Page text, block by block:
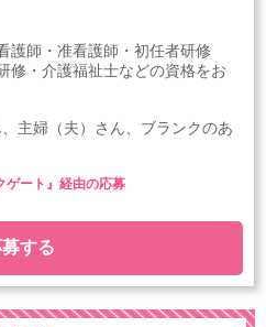
護師・准看護師・初任者研修
修・介護福祉士などの資格をお
主婦（夫）さん、ブランクのあ
する
ゲート』経由の応募